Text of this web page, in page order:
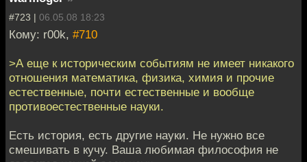
#723 | 06.05.08 18:23
Кому: r00k, #710
>А еще к историческим событиям не имеет никакого
отношения математика, физика, химия и прочие
естественные, почти естественные и вообще
противоестественные науки.
Есть история, есть другие науки. Не нужно все
смешивать в кучу. Ваша любимая философия не